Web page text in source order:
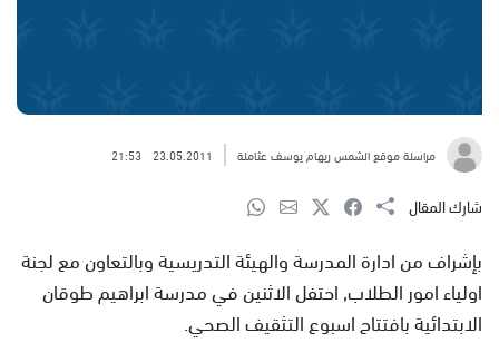
مراسلة موقع الشمس ريهام يوسف عثاملة 23.05.2011
21:53
شارك المقال
بإشراف من ادارة المدرسة والهيئة التدريسية وبالتعاون مع لجنة
اولياء امور الطلاب, احتفل الاثنين في مدرسة ابراهيم طوقان
الابتدائية بافتتاح اسبوع التثقيف الصحي.